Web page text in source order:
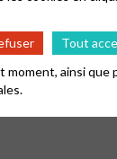
et Sauvegarde
de
a enfin
de 2021
Tout
ainsi que